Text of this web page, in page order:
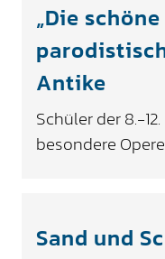
„Die
Antike
Schüler der 8.-
besondere
Sand und